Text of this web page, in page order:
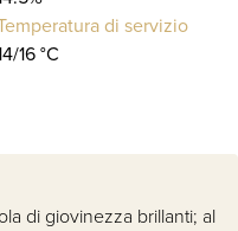
di servizio
16 °C
di giovinezza brillanti; al